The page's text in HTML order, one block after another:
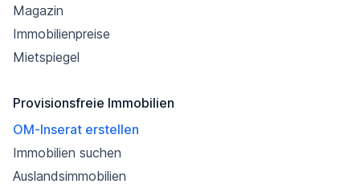
Magazin
Immobilienpreise
Mietspiegel
Provisionsfreie Immobilien
OM-Inserat erstellen
Immobilien suchen
Auslandsimmobilien